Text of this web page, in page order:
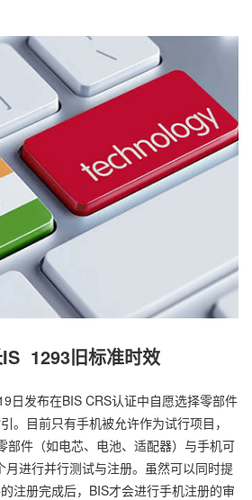
1293旧标准时效
日发布在BIS CRS认证中自愿选择零部件
。目前只有手机被允许作为试行项目，
部件（如电芯、电池、适配器）与手机可
进行并行测试与注册。虽然可以同时提
注册完成后，BIS才会进行手机注册的审